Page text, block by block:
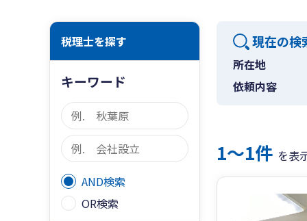
税理士を探す
キーワード
AND検索
OR検索
現在の検
所在地
依頼内容
1〜1件 を表